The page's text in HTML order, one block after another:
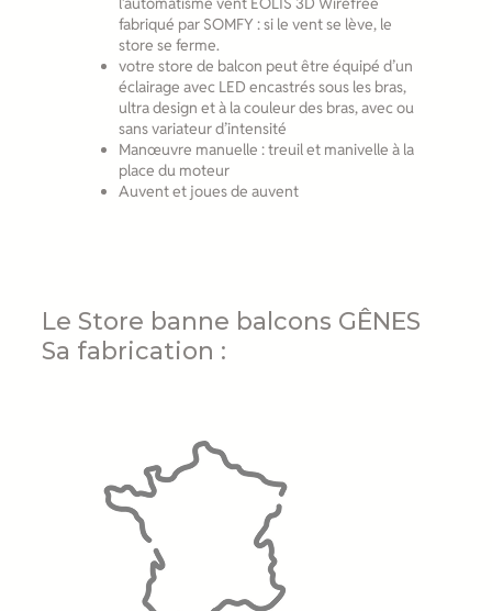
fabriqué par SOMFY : si le vent se lève, le
store se ferme.
votre store de balcon peut être équipé d’un
éclairage avec LED encastrés sous les bras,
ultra design et à la couleur des bras, avec ou
sans variateur d’intensité
Manœuvre manuelle : treuil et manivelle à la
place du moteur
Auvent et joues de auvent
Le Store banne balcons GÊNES
Sa fabrication :